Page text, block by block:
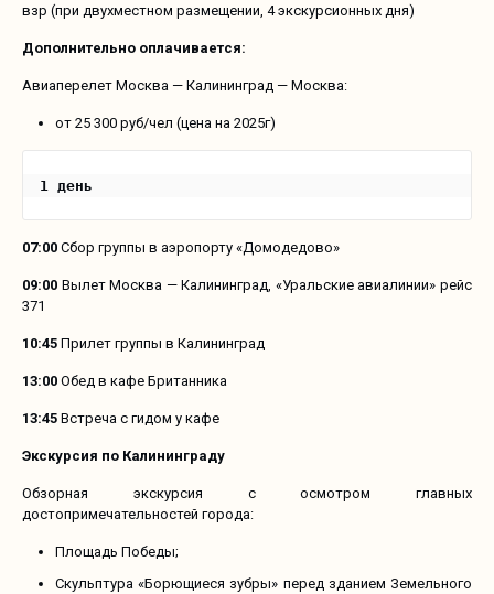
взр (при двухместном размещении, 4 экскурсионных дня)
Дополнительно оплачивается:
Авиаперелет Москва — Калининград — Москва:
от 25 300 руб/чел (цена на 2025г)
1 день
07:00 Сбор группы в аэропорту «Домодедово»
09:00 Вылет Москва — Калининград, «Уральские авиалинии» рейс
371
10:45 Прилет группы в Калининград
13:00 Обед в кафе Британника
13:45 Встреча с гидом у кафе
Экскурсия по Калининграду
Обзорная экскурсия с осмотром главных
достопримечательностей города:
Площадь Победы;
Скульптура «Борющиеся зубры» перед зданием Земельного